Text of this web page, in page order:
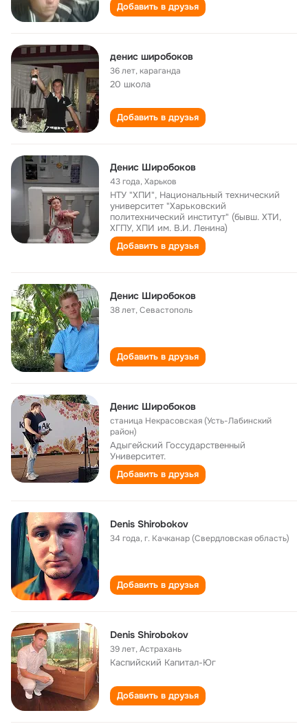
Добавить в друзья
денис широбоков
36 лет,караганда
20 школа
Добавить в друзья
Денис Широбоков
43 года,Харьков
НТУ "ХПИ", Национальный технический
университет "Харьковский
политехнический институт" (бывш. ХТИ,
ХГПУ, ХПИ им. В.И. Ленина)
Добавить в друзья
Денис Широбоков
38 лет,Севастополь
Добавить в друзья
Денис Широбоков
станица Некрасовская (Усть-Лабинский
район)
Адыгейский Госсударственный
Университет.
Добавить в друзья
Denis Shirobokov
34 года,г. Качканар (Свердловская область)
Добавить в друзья
Denis Shirobokov
39 лет,Астрахань
Каспийский Капитал-Юг
Добавить в друзья